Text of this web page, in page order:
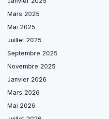
Mars 2025
Mai 2025
Juillet 2025
Septembre 2025
Novembre 2025
Janvier 2026
Mars 2026
Mai 2026